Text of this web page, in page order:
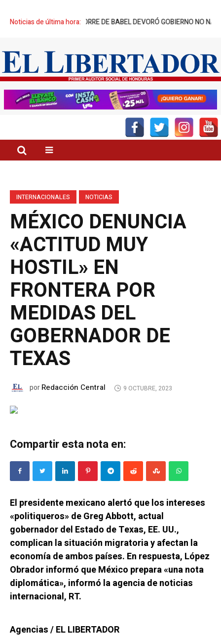
Noticias de última hora:
CREADORES: TORRE DE BABEL DEVORÓ GOBIERNO NO NACIDO
INTERNACIONALES NOTICIAS
MÉXICO DENUNCIA
«ACTITUD MUY
HOSTIL» EN
FRONTERA POR
MEDIDAS DEL
GOBERNADOR DE
TEXAS
porRedacción Central 9 OCTUBRE, 2023
Compartir esta nota en:
El presidente mexicano alertó que los intereses
«politiqueros» de Greg Abbott, actual
gobernador del Estado de Texas, EE. UU.,
complican la situación migratoria y afectan la
economía de ambos países. En respuesta, López
Obrador informó que México prepara «una nota
diplomática», informó la agencia de noticias
internacional, RT.
Agencias / EL LIBERTADOR